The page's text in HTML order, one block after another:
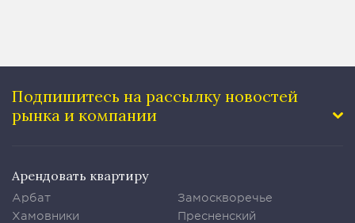
Подпишитесь на рассылку новостей
рынка и компании
Арендовать квартиру
Арбат
Хамовники
Замоскворечье
Пресненский